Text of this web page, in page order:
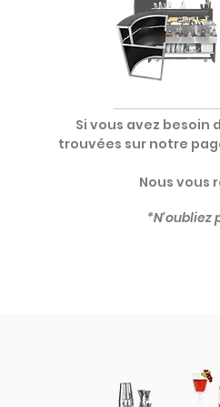
Si vous avez besoin
trouvées sur notre
Nous vous
*N'oubliez